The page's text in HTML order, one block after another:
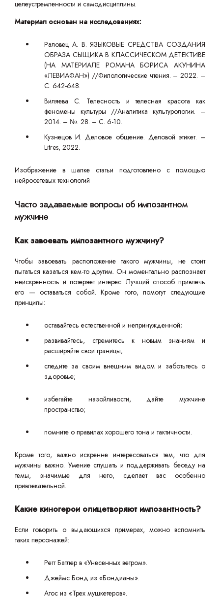
целеустремленности и самодисциплины.
Материал основан на исследованиях:
Раловец А. В. ЯЗЫКОВЫЕ СРЕДСТВА СОЗДАНИЯ
ОБРАЗА СЫЩИКА В КЛАССИЧЕСКОМ ДЕТЕКТИВЕ
(НА МАТЕРИАЛЕ РОМАНА БОРИСА АКУНИНА
«ЛЕВИАФАН») //Филологические чтения. – 2022. –
С. 642-648.
Виляева С. Телесность и телесная красота как
феномены культуры //Аналитика культурологии. –
2014. – №. 28. – С. 6-10.
Кузнецов И. Деловое общение. Деловой этикет. –
Litres, 2022.
Изображение в шапке статьи подготовлено с помощью
нейросетевых технологий
Часто задаваемые вопросы об импозантном
мужчине
Как завоевать импозантного мужчину?
Чтобы завоевать расположение такого мужчины, не стоит
пытаться казаться кем-то другим. Он моментально распознает
неискренность и потеряет интерес. Лучший способ привлечь
его — оставаться собой. Кроме того, помогут следующие
принципы:
оставайтесь естественной и непринужденной;
развивайтесь, стремитесь к новым знаниям и
расширяйте свои границы;
следите за своим внешним видом и заботьтесь о
здоровье;
избегайте назойливости, дайте мужчине
пространство;
помните о правилах хорошего тона и тактичности.
Кроме того, важно искренне интересоваться тем, что для
мужчины важно. Умение слушать и поддерживать беседу на
темы, значимые для него, сделает вас особенно
привлекательной.
Какие киногерои олицетворяют импозантность?
Если говорить о выдающихся примерах, можно вспомнить
таких персонажей:
Ретт Батлер в «Унесенных ветром».
Джеймс Бонд из «Бондианы».
Атос из «Трех мушкетеров».